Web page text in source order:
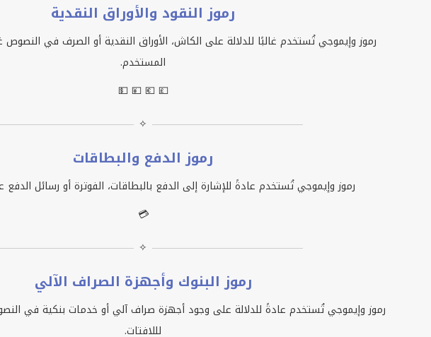
رموز النقود والأوراق النقدية
رموز وإيموجي تُستخدم غالبًا للدلالة على الكاش، الأوراق النقدية أو الصرف في
المستخدم.
💵 💴 💶 💷
✧
رموز الدفع والبطاقات
رموز وإيموجي تُستخدم عادةً للإشارة إلى الدفع بالبطاقات، الفوترة أو رسائل الدفع
💳
✧
رموز البنوك وأجهزة الصراف الآلي
رموز وإيموجي تُستخدم عادةً للدلالة على وجود أجهزة صراف آلي أو خدمات بنكية في
لللافتات.